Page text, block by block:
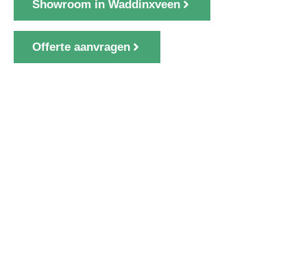
Showroom in Waddinxveen
Offerte aanvragen